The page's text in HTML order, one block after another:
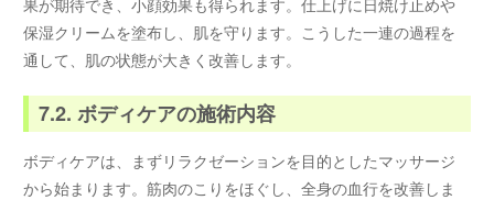
果が期待でき、小顔効果も得られます。仕上げに日焼け止めや
保湿クリームを塗布し、肌を守ります。こうした一連の過程を
通して、肌の状態が大きく改善します。
7.2. ボディケアの施術内容
ボディケアは、まずリラクゼーションを目的としたマッサージ
から始まります。筋肉のこりをほぐし、全身の血行を改善しま